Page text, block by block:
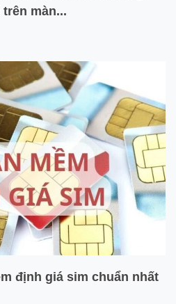
màn...
định giá sim chuẩn nhất